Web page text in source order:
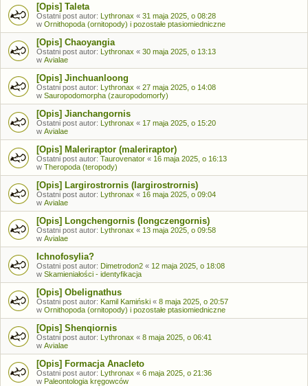
[Opis] Taleta
Ostatni post autor: Lythronax « 31 maja 2025, o 08:28
w Ornithopoda (ornitopody) i pozostałe ptasiomiedniczne
[Opis] Chaoyangia
Ostatni post autor: Lythronax « 30 maja 2025, o 13:13
w Avialae
[Opis] Jinchuanloong
Ostatni post autor: Lythronax « 27 maja 2025, o 14:08
w Sauropodomorpha (zauropodomorfy)
[Opis] Jianchangornis
Ostatni post autor: Lythronax « 17 maja 2025, o 15:20
w Avialae
[Opis] Maleriraptor (maleriraptor)
Ostatni post autor: Taurovenator « 16 maja 2025, o 16:13
w Theropoda (teropody)
[Opis] Largirostrornis (largirostrornis)
Ostatni post autor: Lythronax « 16 maja 2025, o 09:04
w Avialae
[Opis] Longchengornis (longczengornis)
Ostatni post autor: Lythronax « 13 maja 2025, o 09:58
w Avialae
Ichnofosylia?
Ostatni post autor: Dimetrodon2 « 12 maja 2025, o 18:08
w Skamieniałości - identyfikacja
[Opis] Obelignathus
Ostatni post autor: Kamil Kamiński « 8 maja 2025, o 20:57
w Ornithopoda (ornitopody) i pozostałe ptasiomiedniczne
[Opis] Shenqiornis
Ostatni post autor: Lythronax « 8 maja 2025, o 06:41
w Avialae
[Opis] Formacja Anacleto
Ostatni post autor: Lythronax « 6 maja 2025, o 21:36
w Paleontologia kręgowców